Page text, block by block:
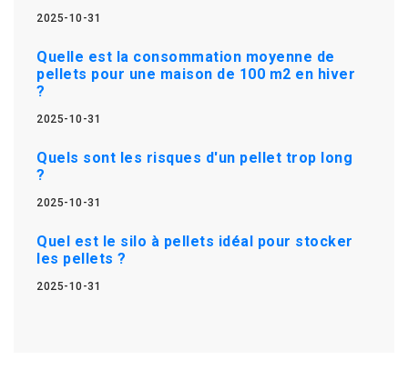
2025-10-31
Quelle est la consommation moyenne de
pellets pour une maison de 100 m2 en hiver
?
2025-10-31
Quels sont les risques d'un pellet trop long
?
2025-10-31
Quel est le silo à pellets idéal pour stocker
les pellets ?
2025-10-31